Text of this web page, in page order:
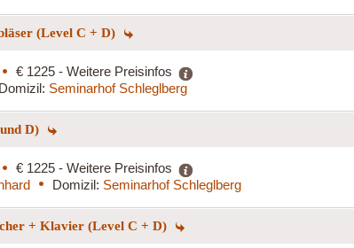
(Level C + D)
€ 1225 - Weitere Preisinfos
Domizil: Seminarhof Schleglberg
D)
€ 1225 - Weitere Preisinfos
Domizil: Seminarhof Schleglberg
+ Klavier (Level C + D)